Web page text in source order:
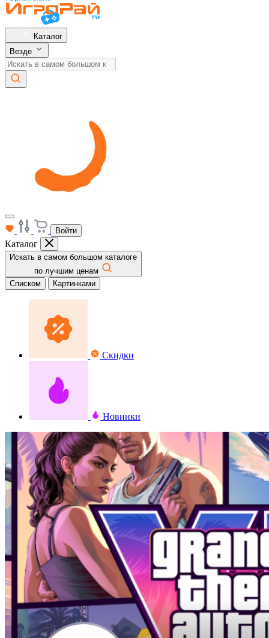
Каталог
Везде
Войти
Каталог
Искать в самом большом каталоге
по лучшим ценам
Списком
Картинками
Скидки
Новинки